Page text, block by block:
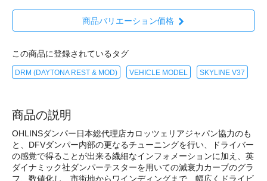
商品バリエーション価格
この商品に登録されているタグ
DRM (DAYTONA REST & MOD) VEHICLE MODEL SKYLINE V37
商品の説明
OHLINSダンパー日本総代理店カロッツェリアジャパン協力のも
と、DFVダンパー内部の更なるチューニングを行い、ドライバー
の感覚で得ることが出来る繊細なインフォメーションに加え、英
ダイナミック社ダンパーテスターを用いての減衰力カーブのグラ
フ、数値化し、市街地からワインディングまで、幅広くドライビ